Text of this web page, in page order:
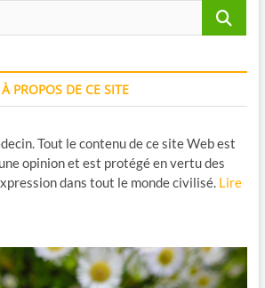
À PROPOS DE CE SITE
Tout le contenu de ce site Web est
opinion et est protégé en vertu des
dans tout le monde civilisé. Lire